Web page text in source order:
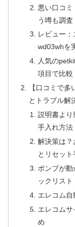
悪い口コ
う噂も調査
レビュー
wd03whを
人気の
項目で比較
【口コミで
とトラブル解
説明書より
手入れ方法
解決策は？
とリセット
ポンプが
ックリスト
エレコム
エレコム
め